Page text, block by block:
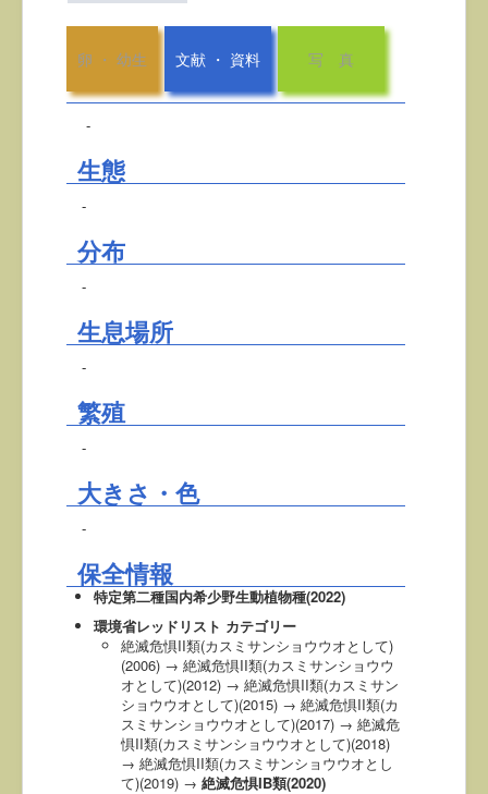
卵 ・ 幼生 文献 ・ 資料 写 真
-
生態
-
分布
-
生息場所
-
繁殖
-
大きさ・色
-
保全情報
特定第二種国内希少野生動植物種(2022)
環境省レッドリスト カテゴリー
絶滅危惧II類(カスミサンショウウオとして)
(2006) → 絶滅危惧II類(カスミサンショウウ
オとして)(2012) → 絶滅危惧II類(カスミサン
ショウウオとして)(2015) → 絶滅危惧II類(カ
スミサンショウウオとして)(2017) → 絶滅危
惧II類(カスミサンショウウオとして)(2018)
→ 絶滅危惧II類(カスミサンショウウオとし
て)(2019) → 絶滅危惧IB類(2020)